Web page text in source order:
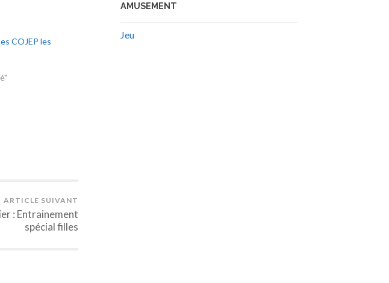
COJEP les
ARTICLE SUIVANT
: Entrainement
spécial filles
AMUSEMENT
Jeu